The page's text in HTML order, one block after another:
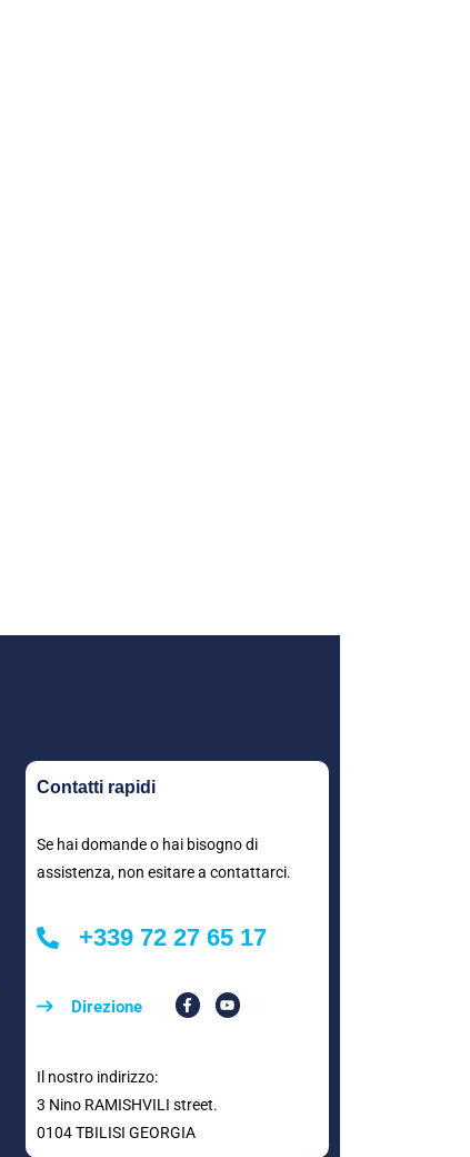
Contatti rapidi
Se hai domande o hai bisogno di
assistenza, non esitare a contattarci.
+339 72 27 65 17
Direzione
Il nostro indirizzo:
3 Nino RAMISHVILI street.
0104 TBILISI GEORGIA